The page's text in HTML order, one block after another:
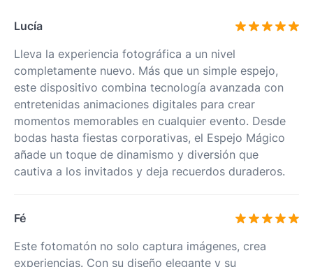
Lucía
Lleva la experiencia fotográfica a un nivel
completamente nuevo. Más que un simple espejo,
este dispositivo combina tecnología avanzada con
entretenidas animaciones digitales para crear
momentos memorables en cualquier evento. Desde
bodas hasta fiestas corporativas, el Espejo Mágico
añade un toque de dinamismo y diversión que
cautiva a los invitados y deja recuerdos duraderos.
Fé
Este fotomatón no solo captura imágenes, crea
experiencias. Con su diseño elegante y su